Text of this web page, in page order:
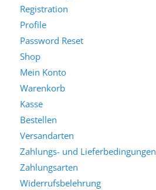
Registration
Profile
Password Reset
Shop
Mein Konto
Warenkorb
Kasse
Bestellen
Versandarten
Zahlungs- und Lieferbedingungen
Zahlungsarten
Widerrufsbelehrung